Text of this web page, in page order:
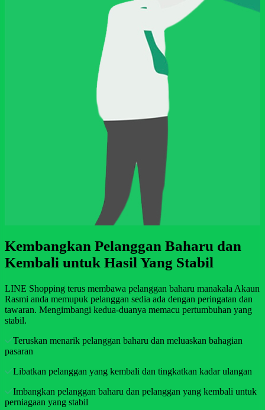
Kembangkan Pelanggan Baharu dan
Kembali untuk Hasil Yang Stabil
LINE Shopping terus membawa pelanggan baharu manakala Akaun
Rasmi anda memupuk pelanggan sedia ada dengan peringatan dan
tawaran. Mengimbangi kedua-duanya memacu pertumbuhan yang
stabil.
Teruskan menarik pelanggan baharu dan meluaskan bahagian
pasaran
Libatkan pelanggan yang kembali dan tingkatkan kadar ulangan
Imbangkan pelanggan baharu dan pelanggan yang kembali untuk
perniagaan yang stabil